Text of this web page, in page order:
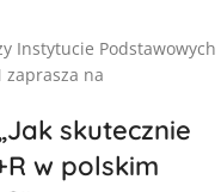
Instytucie Podstawowych
zaprasza na
skutecznie
w polskim